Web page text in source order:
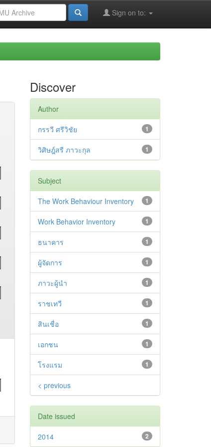
Sign on to:
Discover
Author
1
กรรวี ศรีวิชัย
1
วิศิษฎ์สรี ภาวะกุล
Subject
1
The Work Behaviour Inventory
1
Work Behavior Inventory
1
ธนาคาร
1
ผู้จัดการ
1
ภาวะผู้นำ
1
ราชเทวี
1
สินเชื่อ
1
เอกชน
1
โรงแรม
< previous
Date issued
2
2014